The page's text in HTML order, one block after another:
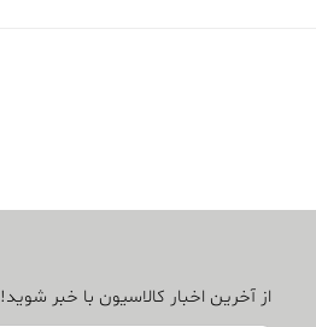
از آخرین اخبار کالاسیون با خبر شوید!